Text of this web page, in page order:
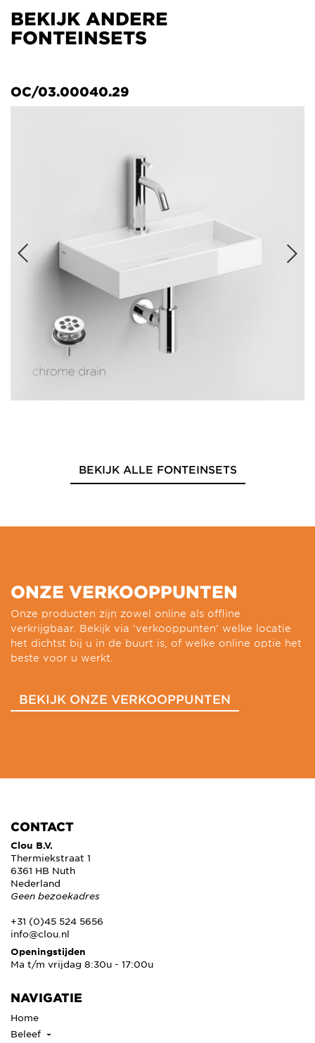
BEKIJK ANDERE
FONTEINSETS
OC/03.00040.29
BEKIJK ALLE FONTEINSETS
ONZE VERKOOPPUNTEN
Onze producten zijn zowel online als offline
verkrijgbaar. Bekijk via ‘verkooppunten’ welke locatie
het dichtst bij u in de buurt is, of welke online optie het
beste voor u werkt.
BEKIJK ONZE VERKOOPPUNTEN
CONTACT
Clou B.V.
Thermiekstraat 1
6361 HB Nuth
Nederland
Geen bezoekadres
+31 (0)45 524 5656
info@clou.nl
Openingstijden
Ma t/m vrijdag 8:30u - 17:00u
NAVIGATIE
Home
Beleef